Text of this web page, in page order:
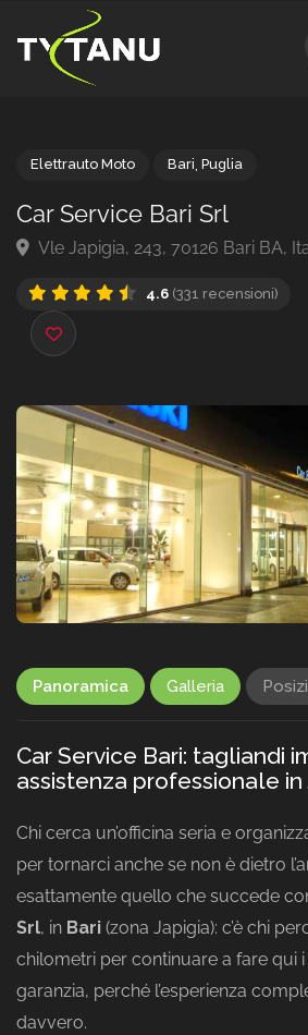
Car Service Bari Srl
Panoramica Galleria
Car Service Bari: tagliandi
assistenza professionale in
Chi cerca un’officina seria e
per tornarci anche se non è dietro
esattamente quello che succede
Srl, in Bari (zona Japigia): c’è chi
chilometri per continuare a fare qui
garanzia, perché l’esperienza
davvero.